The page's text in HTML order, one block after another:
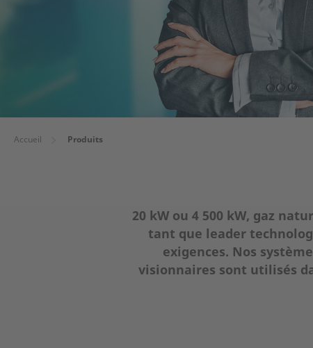
Accueil Produits
20 kW ou 4 500 kW, gaz
tant que leader
exigences. Nos
visionnaires sont utilisés